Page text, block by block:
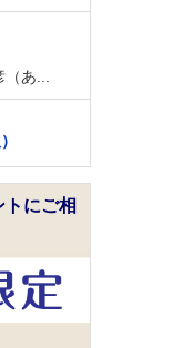
あ...
にご相